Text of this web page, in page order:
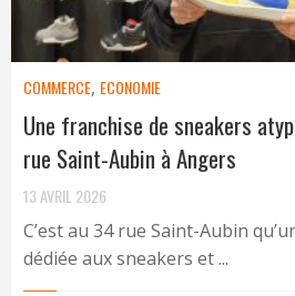
COMMERCE, ECONOMIE
Une franchise de sneakers
rue Saint-Aubin à Angers
13 AVRIL 2026
C’est au 34 rue Saint-Aubin
dédiée aux sneakers et ...